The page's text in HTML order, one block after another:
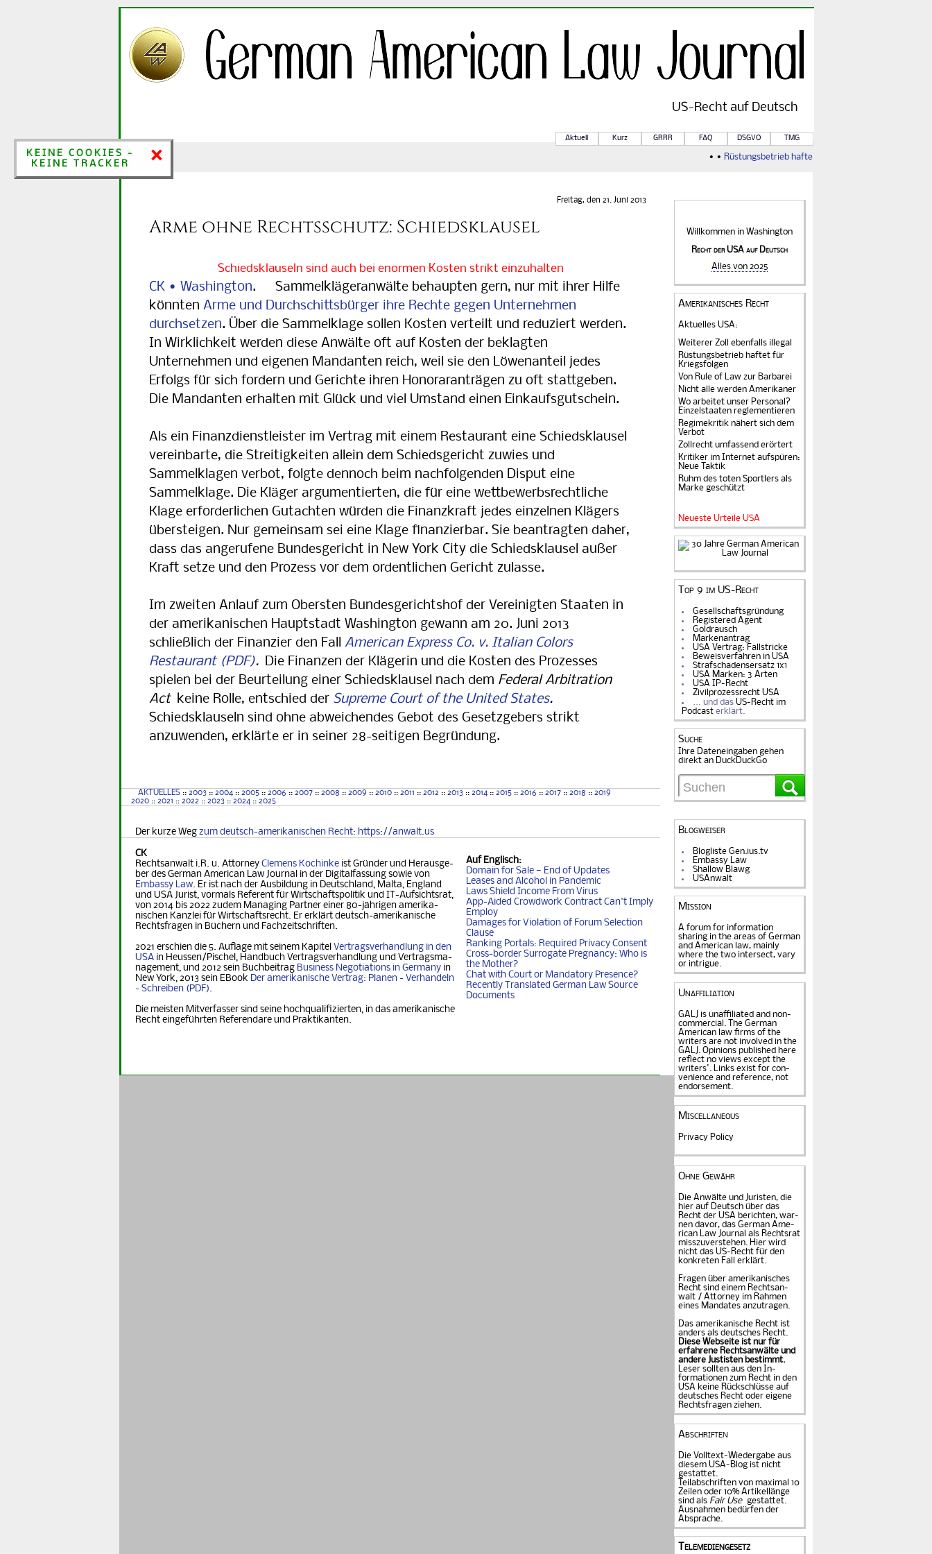
×
KEINE COOKIES &
KEINE TRACKER
US-Rechtauf Deutsch
Aktuell Kurz GRRR FAQ DSGVO TMG
• • Rüstungsbetrieb haftet für Kriegsfolgen
Freitag, den 21. Juni 2013
Arme ohne Rechtsschutz: Schiedsklausel
Schiedsklauseln sind auch bei enormen Kosten strikt einzuhalten
CK • Washington. Sammelklägeranwälte behaupten gern, nur mit ihrer Hilfe
könnten Arme und Durchschittsbürger ihre Rechte gegen Unternehmen
durchsetzen. Über die Sammelklage sollen Kosten verteilt und reduziert werden.
In Wirklichkeit werden diese Anwälte oft auf Kosten der beklagten
Unternehmen und eigenen Mandanten reich, weil sie den Löwenanteil jedes
Erfolgs für sich fordern und Gerichte ihren Honoraranträgen zu oft stattgeben.
Die Mandanten erhalten mit Glück und viel Umstand einen Einkaufsgutschein.
Als ein Finanzdienstleister im Vertrag mit einem Restaurant eine Schiedsklausel
vereinbarte, die Streitigkeiten allein dem Schiedsgericht zuwies und
Sammelklagen verbot, folgte dennoch beim nachfolgenden Disput eine
Sammelklage. Die Kläger argumentierten, die für eine wettbewerbsrechtliche
Klage erforderlichen Gutachten würden die Finanzkraft jedes einzelnen Klägers
übersteigen. Nur gemeinsam sei eine Klage finanzierbar. Sie beantragten daher,
dass das angerufene Bundesgericht in New York City die Schiedsklausel außer
Kraft setze und den Prozess vor dem ordentlichen Gericht zulasse.
Im zweiten Anlauf zum Obersten Bundesgerichtshof der Vereinigten Staaten in
der amerikanischen Hauptstadt Washington gewann am 20. Juni 2013
schließlich der Finanzier den Fall American Express Co. v. Italian Colors
Restaurant
. Die Finanzen der Klägerin und die Kosten des Prozesses
spielen bei der Beurteilung einer Schiedsklausel nach dem Federal Arbitration
Act keine Rolle, entschied der Supreme Court of the United States.
Schiedsklauseln sind ohne abweichendes Gebot des Gesetzgebers strikt
anzuwenden, erklärte er in seiner 28-seitigen Begründung.
AKTUELLES :: 2003 :: 2004 :: 2005 :: 2006 :: 2007 :: 2008 :: 2009 :: 2010 :: 2011 :: 2012 :: 2013 :: 2014 :: 2015 :: 2016 :: 2017 :: 2018 :: 2019
2020 :: 2021 :: 2022 :: 2023 :: 2024 :: 2025
Der kurze Weg zum deutsch-amerikanischen Recht: https://anwalt.us
Auf Englisch:
Domain for Sale — End of Updates
Leases and Alcohol in Pandemic
Laws Shield Income From Virus
App-Aided Crowdwork Contract Can't Imply
Employ
Damages for Violation of Forum Selection
Clause
Ranking Portals: Required Privacy Consent
Cross-border Surrogate Pregnancy: Who is
the Mother?
Chat with Court or Mandatory Presence?
Recently Translated German Law Source
Documents
CK
Rechtsanwalt i.R. u. Attorney Clemens Kochinke ist Gründer und Her­aus­ge­
ber des German Ame­ri­can Law Journal in der Digitalfassung so­wie von
Embassy Law. Er ist nach der Ausbildung in Deutschland, Mal­ta, Eng­land
und USA Jurist, vormals Referent für Wirt­schafts­politik und IT-Auf­sichtsrat,
von 2014 bis 2022 zudem Managing Part­ner einer 80-jäh­ri­gen ame­ri­ka­
nischen Kanzlei für Wirtschaftsrecht. Er erklärt deutsch-ame­ri­ka­ni­sche
Rechts­fra­gen in Büchern und Fachzeitschriften.
2021 erschien die 5. Auflage mit seinem Kapitel Vertragsverhandlung in den
USA in Heus­sen/Pischel, Handbuch Vertragsverhandlung und Ver­trags­ma­
na­ge­ment, und 2012 sein Buchbeitrag Business Nego­ti­ati­ons in Ger­ma­ny in
New York, 2013 sein EBook Der ame­ri­ka­ni­sche Vertrag: Planen - Ver­han­deln
- Schreiben
.
Die meisten Mitverfasser sind seine hochqualifizierten, in das amerikanische
Recht eingeführten Referendare und Praktikanten.
Willkommen in Washington
Recht der USA auf Deutsch
Alles von 2025
Amerikanisches Recht
Aktuelles USA:
Weiterer Zoll ebenfalls illegal
Rüstungsbetrieb haftet für
Kriegsfolgen
Von Rule of Law zur Barbarei
Nicht alle werden Amerikaner
Wo arbeitet unser Personal?
Einzelstaaten reglementieren
Regimekritik nähert sich dem
Verbot
Zollrecht umfassend erörtert
Kritiker im Internet aufspüren:
Neue Taktik
Ruhm des toten Sportlers als
Marke geschützt
Neueste Urteile USA
Top 9 im US-Recht
Gesellschaftsgründung
Registered Agent
Goldrausch
Markenantrag
USA Vertrag: Fallstricke
Beweisverfahren in USA
Strafschadensersatz 1x1
USA Marken: 3 Arten
USA IP-Recht
Zivilprozessrecht USA
… und dasUS-Recht im
Podcast erklärt.
Suche
Ihre Dateneingaben gehen
direkt an DuckDuckGo
Blogweiser
Blogliste Gen.ius.tv
Embassy Law
Shallow Blawg
USAnwalt
Mission
A forum for information
sharing in the areas of German
and American law, mainly
where the two intersect, vary
or intrigue.
Unaffiliation
GALJ is unaffiliated and non-
commercial. The Ger­man
American law firms of the
writers are not in­volved in the
GALJ. Opi­nions published here
reflect no views except the
writers'. Links exist for con­
venience and refe­rence, not
endorse­ment.
Miscellaneous
Privacy Policy
Ohne Gewähr
Die Anwälte und Juristen, die
hier auf Deutsch über das
Recht der USA be­rich­ten, war­
nen davor, das German Ame­
rican Law Journal als Rechts­rat
miss­zu­verstehen. Hier wird
nicht das US-Recht für den
konkreten Fall er­klärt.
Fragen über amerika­ni­sches
Recht sind einem Rechts­an­
walt / Attorney im Rahmen
eines Mandates an­zu­tragen.
Das amerikanische Recht ist
anders als deutsches Recht.
Diese Webseite ist nur für
erfahrene Rechtsanwälte und
andere Justisten be­stimmt.
Leser sollten aus den In­
formationen zum Recht in den
USA keine Rückschlüsse auf
deutsches Recht oder eigene
Rechtsfragen ziehen.
Abschriften
Die Volltext-Wiedergabe aus
diesem USA-Blog ist nicht
gestattet.
Teilabschriften von maximal 10
Zeilen oder 10% Artikellänge
sind als Fair Use
gestattet.
Ausnahmen bedürfen der
Absprache.
Telemediengesetz
×
KEINE COOKIES -
KEINE TRACKER